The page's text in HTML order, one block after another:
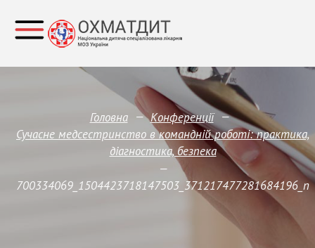
Головна — Конференції —
Сучасне медсестринство в командній роботі: практика,
діагностика, безпека
—
700334069_1504423718147503_371217477281684196_n